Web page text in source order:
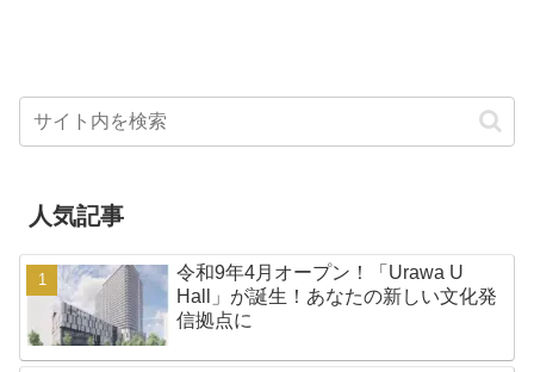
人気記事
令和9年4月オープン！「Urawa U
Hall」が誕生！あなたの新しい文化発
信拠点に